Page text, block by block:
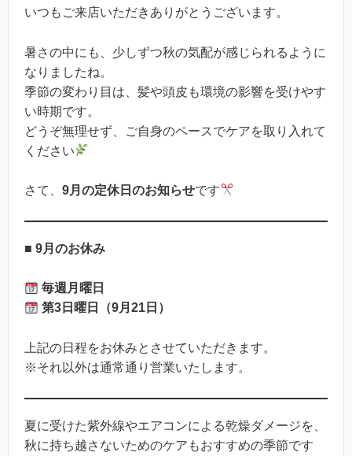
いつもご来店いただきありがとうございます。
暑さの中にも、少しずつ秋の気配が感じられるように
なりましたね。
季節の変わり目は、髪や頭皮も環境の影響を受けやす
い時期です。
どうぞ無理せず、ご自身のペースでケアを取り入れて
ください
さて、 9月の定休日のお知らせです
■ 9月のお休み
毎週月曜日
第3日曜日（9月21日）
上記の日程をお休みとさせていただきます。
※それ以外は通常通り営業いたします。
夏に受けた紫外線やエアコンによる乾燥ダメージを、
秋に持ち越さないためのケアもおすすめの季節です